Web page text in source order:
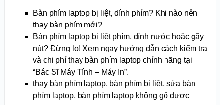
Bàn phím laptop bị liệt, dính phím? Khi nào nên
thay bàn phím mới?
Bàn phím laptop bị liệt phím, dính nước hoặc gãy
nút? Đừng lo! Xem ngay hướng dẫn cách kiểm tra
và chi phí thay bàn phím laptop chính hãng tại
“Bác Sĩ Máy Tính – Máy In”.
thay bàn phím laptop, bàn phím bị liệt, sửa bàn
phím laptop, bàn phím laptop không gõ được